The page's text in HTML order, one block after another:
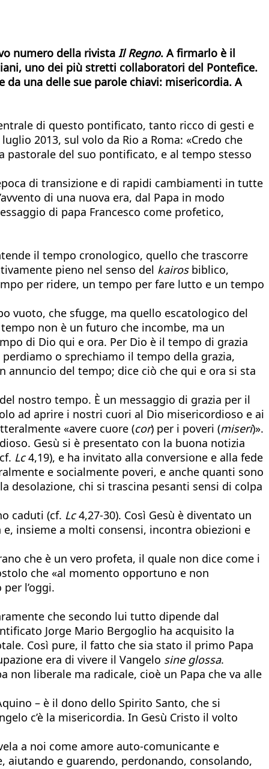
numero della rivista Il Regno. A firmarlo è il
uno dei più stretti collaboratori del Pontefice.
una delle sue parole chiavi: misericordia. A
di questo pontificato, tanto ricco di gesti e
2013, sul volo da Rio a Roma: «Credo che
pastorale del suo pontificato, e al tempo stesso
di transizione e di rapidi cambiamenti in tutte
di una nuova era, dal Papa in modo
di papa Francesco come profetico,
il tempo cronologico, quello che trascorre
pieno nel senso del kairosbiblico,
per ridere, un tempo per fare lutto e un tempo
vuoto, che sfugge, ma quello escatologico del
non è un futuro che incombe, ma un
di Dio qui e ora. Per Dio è il tempo di grazia
o sprechiamo il tempo della grazia,
del tempo; dice ciò che qui e ora si sta
nostro tempo. È un messaggio di grazia per il
ad aprire i nostri cuori al Dio misericordioso e ai
«avere cuore (cor) per i poveri (miseri)».
Gesù si è presentato con la buona notizia
Lc4,19), e ha invitato alla conversione e alla fede
e socialmente poveri, e anche quanti sono
desolazione, chi si trascina pesanti sensi di colpa
caduti (cf. Lc4,27-30). Così Gesù è diventato un
insieme a molti consensi, incontra obiezioni e
che è un vero profeta, il quale non dice come i
che «al momento opportuno e non
l’oggi.
che secondo lui tutto dipende dal
Jorge Mario Bergoglio ha acquisito la
Così pure, il fatto che sia stato il primo Papa
era di vivere il Vangelo sine glossa.
non liberale ma radicale, cioè un Papa che va alle
– è il dono dello Spirito Santo, che si
c’è la misericordia. In Gesù Cristo il volto
a noi come amore auto-comunicante e
e guarendo, perdonando, consolando,